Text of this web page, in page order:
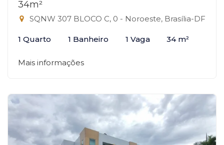
34m²
SQNW 307 BLOCO C, 0 - Noroeste, Brasília-DF
1 Quarto 1 Banheiro 1 Vaga 34 m²
Mais informações